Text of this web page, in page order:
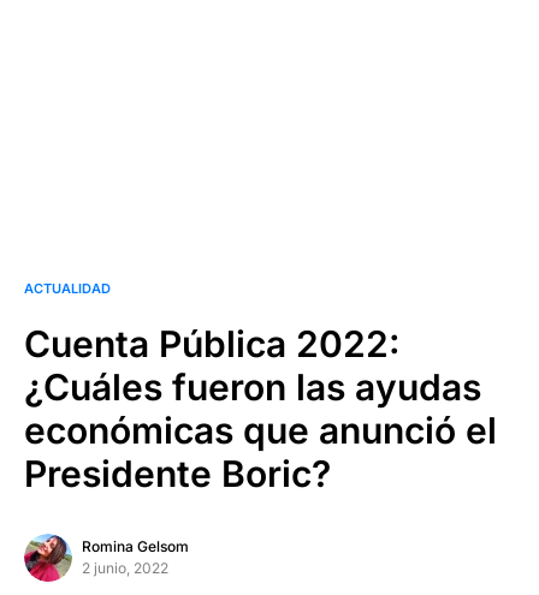
ACTUALIDAD
Cuenta Pública 2022:
¿Cuáles fueron las ayudas
económicas que anunció el
Presidente Boric?
Romina Gelsom
2 junio, 2022